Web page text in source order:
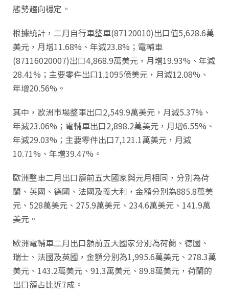
態勢趨向穩定。
根據統計，二月自行車整車(87120010)出口值5,628.6萬
美元，月增11.68%、年減23.8%；電輔車
(87116020007)出口4,868.9萬美元，月增19.93%、年減
28.41%；主要零件出口1.1095億美元，月減12.08%、
年增20.56%。
其中，歐洲市場整車出口2,549.9萬美元，月減5.37%、
年減23.06%；電輔車出口2,898.2萬美元，月增6.55%、
年減29.03%；主要零件出口7,121.1萬美元，月減
10.71%、年增39.47%。
歐洲整車二月出口額前五大國家與元月相同，分別為荷
蘭、英國、德國、法國及義大利，金額分別為885.8萬美
元、528萬美元、275.9萬美元、234.6萬美元、141.9萬
美元。
歐洲電輔車二月出口額前五大國家分別為荷蘭、德國、
瑞士、法國及英國，金額分別為1,995.6萬美元、278.3萬
美元、143.2萬美元、91.3萬美元、89.8萬美元，荷蘭的
出口額占比近7成。